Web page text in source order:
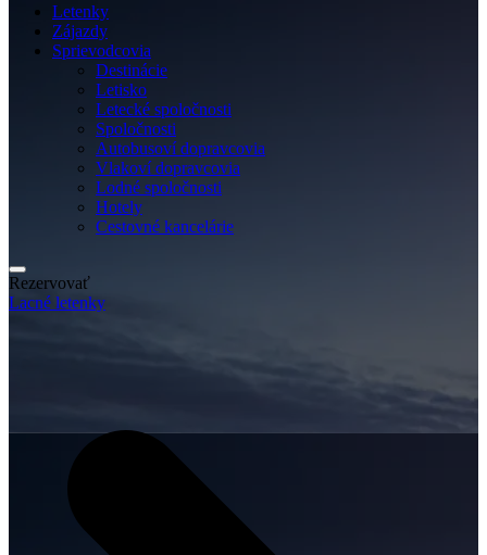
Letenky
Zájazdy
Sprievodcovia
Destinácie
Letisko
Letecké spoločnosti
Spoločnosti
Autobusoví dopravcovia
Vlakoví dopravcovia
Lodné spoločnosti
Hotely
Cestovné kancelárie
Rezervovať
Lacné letenky